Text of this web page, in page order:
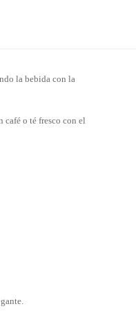
la bebida con la
café o té fresco con el